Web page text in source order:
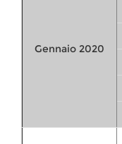
Gennaio 2020